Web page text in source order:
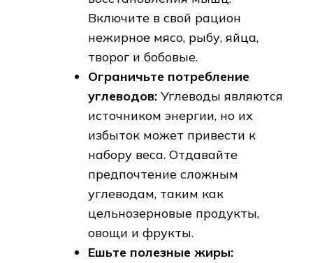
Включите в свой рацион
нежирное мясо, рыбу, яйца,
творог и бобовые.
Ограничьте потребление
углеводов: Углеводы являются
источником энергии, но их
избыток может привести к
набору веса. Отдавайте
предпочтение сложным
углеводам, таким как
цельнозерновые продукты,
овощи и фрукты.
Ешьте полезные жиры: